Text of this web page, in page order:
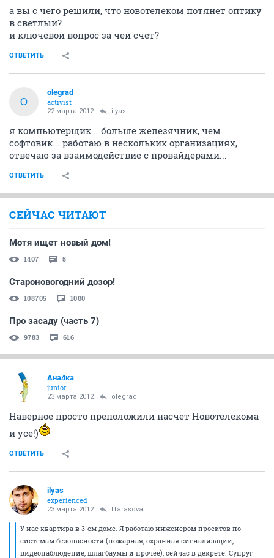
а вы с чего решили, что новотелеком потянет оптику
в светлый?
и ключевой вопрос за чей счет?
ОТВЕТИТЬ
O
olegrad
activist
22 марта 2012 ilyas
я компьютерщик... больше железячник, чем
софтовик... работаю в нескольких организациях,
отвечаю за взаимодействие с провайдерами...
ОТВЕТИТЬ
СЕЙЧАС ЧИТАЮТ
Мотя ищет новый дом!
1407 5
Староновогодний дозор!
108705 1000
Про засаду (часть 7)
9783 616
Ана4ка
junior
23 марта 2012 olegrad
Наверное просто преположили насчет Новотелекома
и усе!)
ОТВЕТИТЬ
ilyas
experienced
23 марта 2012 ITarasova
У нас квартира в 3-ем доме. Я работаю инженером проектов по
системам безопасности (пожарная, охранная сигнализации,
видеонаблюдение, шлагбаумы и прочее), сейчас в декрете. Супруг